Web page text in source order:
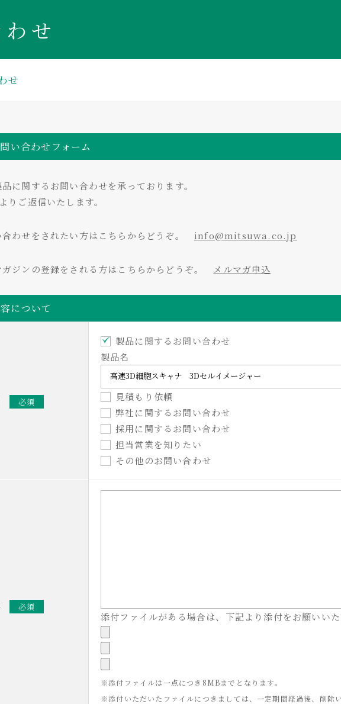
せ
せ
い合わせフォーム
に関するお問い合わせを承っております。
りご返信いたします。
わせをされたい方はこちらからどうぞ。 info@mitsuwa.co.jp
ジンの登録をされる方はこちらからどうぞ。 メルマガ申込
について
必須
製品に関するお問い合わせ
製品名
見積もり依頼
弊社に関するお問い合わせ
採用に関するお問い合わせ
担当営業を知りたい
その他のお問い合わせ
必須
添付ファイルがある場合は、下記より添付をお願いいた
※添付ファイルは一点につき8MBまでとなります。
※添付いただいたファイルにつきましては、一定期間経過後、削除い